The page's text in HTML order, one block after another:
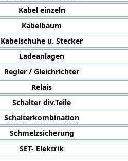
Kabel einzeln
Kabelbaum
Kabelschuhe u. Stecker
Ladeanlagen
Regler / Gleichrichter
Relais
Schalter div.Teile
Schalterkombination
Schmelzsicherung
SET- Elektrik